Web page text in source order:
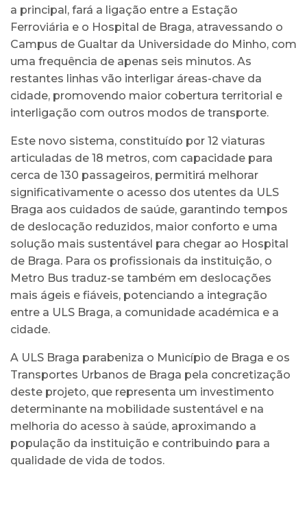
a principal, fará a ligação entre a Estação
Ferroviária e o Hospital de Braga, atravessando o
Campus de Gualtar da Universidade do Minho, com
uma frequência de apenas seis minutos. As
restantes linhas vão interligar áreas-chave da
cidade, promovendo maior cobertura territorial e
interligação com outros modos de transporte.
Este novo sistema, constituído por 12 viaturas
articuladas de 18 metros, com capacidade para
cerca de 130 passageiros, permitirá melhorar
significativamente o acesso dos utentes da ULS
Braga aos cuidados de saúde, garantindo tempos
de deslocação reduzidos, maior conforto e uma
solução mais sustentável para chegar ao Hospital
de Braga. Para os profissionais da instituição, o
Metro Bus traduz-se também em deslocações
mais ágeis e fiáveis, potenciando a integração
entre a ULS Braga, a comunidade académica e a
cidade.
A ULS Braga parabeniza o Município de Braga e os
Transportes Urbanos de Braga pela concretização
deste projeto, que representa um investimento
determinante na mobilidade sustentável e na
melhoria do acesso à saúde, aproximando a
população da instituição e contribuindo para a
qualidade de vida de todos.